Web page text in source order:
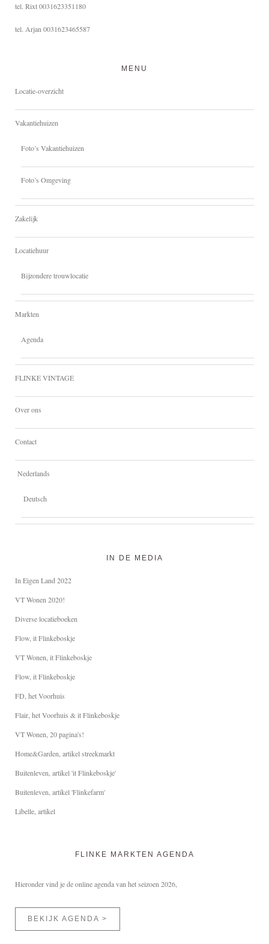
tel. Rixt 0031623351180
tel. Arjan 0031623465587
MENU
Locatie-overzicht
Vakantiehuizen
Foto’s Vakantiehuizen
Foto’s Omgeving
Zakelijk
Locatiehuur
Bijzondere trouwlocatie
Markten
Agenda
FLINKE VINTAGE
Over ons
Contact
Nederlands
Deutsch
IN DE MEDIA
In Eigen Land 2022
VT Wonen 2020!
Diverse locatieboeken
Flow, it Flinkeboskje
VT Wonen, it Flinkeboskje
Flow, it Flinkeboskje
FD, het Voorhuis
Flair, het Voorhuis & it Flinkeboskje
VT Wonen, 20 pagina's!
Home&Garden, artikel streekmarkt
Buitenleven, artikel 'it Flinkeboskje'
Buitenleven, artikel 'Flinkefarm'
Libelle, artikel
FLINKE MARKTEN AGENDA
Hieronder vind je de online agenda van het seizoen 2026,
BEKIJK AGENDA >